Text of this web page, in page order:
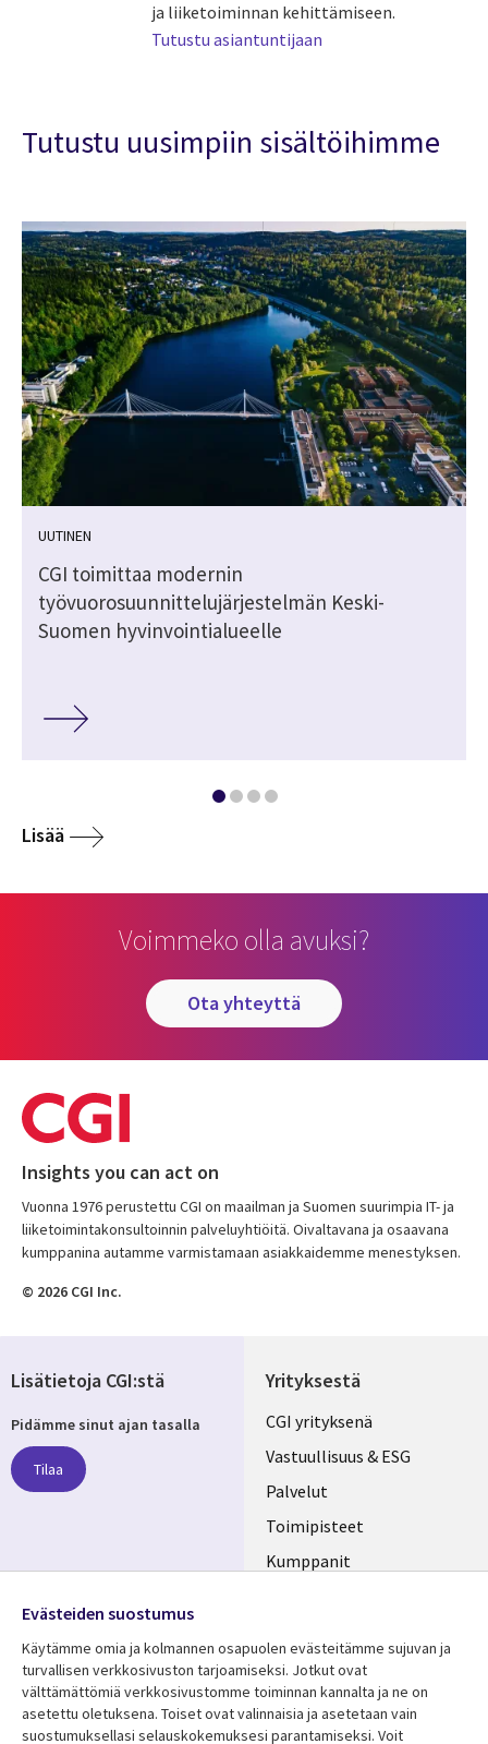
ja liiketoiminnan kehittämiseen.
Tutustu asiantuntijaan
Tutustu uusimpiin sisältöihimme
UUTINEN
CGI toimittaa modernin
työvuorosuunnittelujärjestelmän Keski-
Suomen hyvinvointialueelle
Lisää
Voimmeko olla avuksi?
ota yhteyttä
Insights you can act on
Vuonna 1976 perustettu CGI on maailman ja Suomen suurimpia IT- ja
liiketoimintakonsultoinnin palveluyhtiöitä. Oivaltavana ja osaavana
kumppanina autamme varmistamaan asiakkaidemme menestyksen.
© 2026 CGI Inc.
Yrityksestä
Useful
links
FINLAND
CGI yrityksenä
Vastuullisuus & ESG
Palvelut
Toimipisteet
Kumppanit
Resurssikeskus Lisätietoa
Lisätietoja CGI:stä
Pidämme sinut ajan tasalla
Tilaa
Media
FINLAND
Evästeiden suostumus
Käytämme omia ja kolmannen osapuolen evästeitämme sujuvan ja
turvallisen verkkosivuston tarjoamiseksi. Jotkut ovat
välttämättömiä verkkosivustomme toiminnan kannalta ja ne on
asetettu oletuksena. Toiset ovat valinnaisia ​​ja asetetaan vain
suostumuksellasi selauskokemuksesi parantamiseksi. Voit